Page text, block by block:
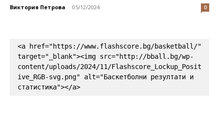
Виктория Петрова - 05/12/2024 0
<a href="https://www.flashscore.bg/basketball/"
target="_blank"><img src="http://bball.bg/wp-
content/uploads/2024/11/Flashscore_Lockup_Posit
ive_RGB-svg.png" alt="Баскетболни резултати и
статистика"></a>